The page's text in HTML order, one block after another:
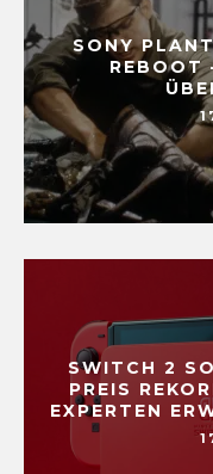
SONY
REBOOT
SWITCH 2
PREIS
EXPERTEN